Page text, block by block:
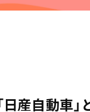
産自動車」